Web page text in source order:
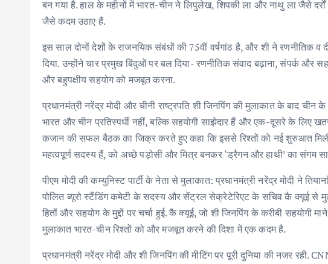
k p
बन गया है. हाल के महीनों में भारत-चीन ने लिपुलेख, शिपकी ला और नाथु ला जैसे
जैसे कदम उठाए हैं.
इस साल दोनों देशों के राजनयिक संबंधों की 75वीं वर्षगांठ है, और शी ने रणनीतिक व
दिया. उन्होंने चार प्रमुख बिंदुओं पर बल दिया- रणनीतिक संवाद बढ़ाना, संपर्क और
और बहुपक्षीय सहयोग को मजबूत करना.
प्रधानमंत्री नरेंद्र मोदी और चीनी राष्ट्रपति शी जिनपिंग की मुलाकात के बाद चीन
भारत और चीन प्रतिस्पर्धी नहीं, बल्कि सहयोगी साझेदार हैं और एक-दूसरे के लिए
कजान की सफल बैठक का जिक्र करते हुए कहा कि इससे रिश्तों को नई शुरुआत
महत्वपूर्ण सदस्य हैं, को अच्छे पड़ोसी और मित्र बनकर ‘ड्रैगन और हाथी’ का संगम
पीएम मोदी की कम्युनिस्ट पार्टी के नेता से मुलाकात: प्रधानमंत्री नरेंद्र मोदी ने
पोलित ब्यूरो स्टैंडिंग कमेटी के सदस्य और सेंट्रल सेक्रेटेरिएट के सचिव कै क्यूई से
हितों और सहयोग के मुद्दों पर चर्चा हुई. कै क्यूई, जो शी जिनपिंग के करीबी सहयोगी
मुलाकात भारत-चीन रिश्तों को और मजबूत करने की दिशा में एक कदम है.
प्रधानमंत्री नरेंद्र मोदी और शी जिनपिंग की मीटिंग पर पूरी दुनिया की नजर रही.